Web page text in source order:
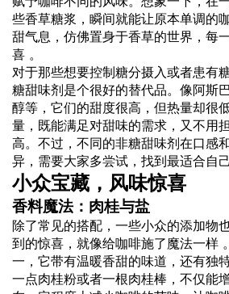
些香草糖浆，瞬间就能让原本单调的
甜气息，仿佛置身于香草的世界，每
喜 。
对于那些想要控制糖分摄入或者患有
糖甜味剂是个很好的替代品。像阿斯
醇等，它们的甜度很高，但热量却很
量，既能满足对甜味的需求，又不用
高。不过，不同的非糖甜味剂在口感
异，需要大家多尝试，找到最适合自
小众宝藏，风味惊喜
香料魔法：肉桂与盐
除了常见的搭配，一些小众的添加物
到的惊喜，就像给咖啡施了魔法一样
一，它带有温暖香甜的味道，还有独
一点肉桂粉或者一根肉桂棒，不仅能